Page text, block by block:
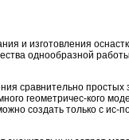
и изготовления
однообразной
сравнительно простых
геометричес-кого
создать только с ис-